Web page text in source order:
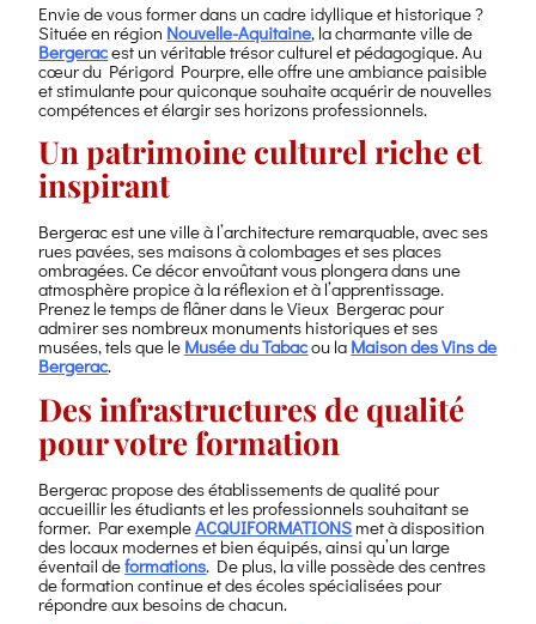
Envie de vous former dans un cadre idyllique et historique ?
Située en région Nouvelle-Aquitaine, la charmante ville de
Bergeracest un véritable trésor culturel et pédagogique. Au
cœur du Périgord Pourpre, elle offre une ambiance paisible
et stimulante pour quiconque souhaite acquérir de nouvelles
compétences et élargir ses horizons professionnels.
Un patrimoine culturel riche et
inspirant
Bergerac est une ville à l’architecture remarquable, avec ses
rues pavées, ses maisons à colombages et ses places
ombragées. Ce décor envoûtant vous plongera dans une
atmosphère propice à la réflexion et à l’apprentissage.
Prenez le temps de flâner dans le Vieux Bergerac pour
admirer ses nombreux monuments historiques et ses
musées, tels que le Musée du Tabacou la Maison des Vins de
Bergerac.
Des infrastructures de qualité
pour votre formation
Bergerac propose des établissements de qualité pour
accueillir les étudiants et les professionnels souhaitant se
former. Par exempleACQUIFORMATIONS met à disposition
des locaux modernes et bien équipés, ainsi qu’un large
éventail deformations. De plus, la ville possède des centres
de formation continue et des écoles spécialisées pour
répondre aux besoins de chacun.